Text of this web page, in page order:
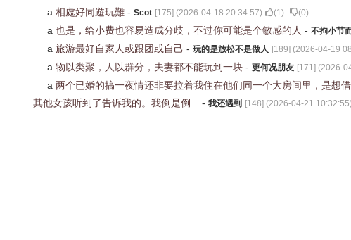
a 相處好同遊玩難 - Scot [175] (2026-04-18 20:34:57) (1) (0)
a 也是，给小费也容易造成分歧，不过你可能是个敏感的人 - 不拘小节
a 旅游最好自家人或跟团或自己 - 玩的是放松不是做人 [189] (2026-04-19
a 物以类聚，人以群分，夫妻都不能玩到一块 - 更何况朋友 [171] (2026-
a 两个已婚的搞一夜情还非要拉着我住在他们同一个大房间里，是想
其他女孩听到了告诉我的。我倒是倒... - 我还遇到 [148] (2026-04-21 10:32:55)